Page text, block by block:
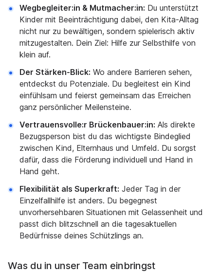
Wegbegleiter:in & Mutmacher:in: Du unterstützt
Kinder mit Beeinträchtigung dabei, den Kita-Alltag
nicht nur zu bewältigen, sondern spielerisch aktiv
mitzugestalten. Dein Ziel: Hilfe zur Selbsthilfe von
klein auf.
Der Stärken-Blick: Wo andere Barrieren sehen,
entdeckst du Potenziale. Du begleitest ein Kind
einfühlsam und feierst gemeinsam das Erreichen
ganz persönlicher Meilensteine.
Vertrauensvolle:r Brückenbauer:in: Als direkte
Bezugsperson bist du das wichtigste Bindeglied
zwischen Kind, Elternhaus und Umfeld. Du sorgst
dafür, dass die Förderung individuell und Hand in
Hand geht.
Flexibilität als Superkraft: Jeder Tag in der
Einzelfallhilfe ist anders. Du begegnest
unvorhersehbaren Situationen mit Gelassenheit und
passt dich blitzschnell an die tagesaktuellen
Bedürfnisse deines Schützlings an.
Was du in unser Team einbringst